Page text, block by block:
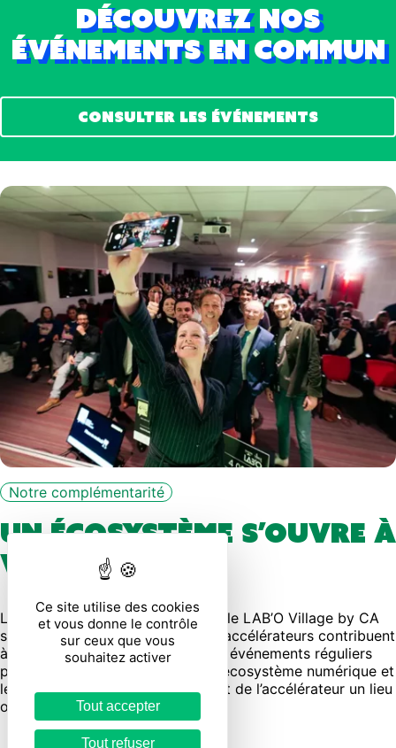
Découvrez nos
événements en commun
Consulter les événements
Un écosystème s’ouvre à
vous !
Notre complémentarité
L’AGREEN LAB’O Village by CA et le LAB’O Village by CA
sont complémentaires. Ces deux accélérateurs contribuent
à l’innovation sur le territoire. Des événements réguliers
ponctuent l’année. Ils réunissent l’écosystème numérique et
les entreprises du territoire et font de l’accélérateur un lieu
ouvert, d’échanges et de partage.
Ce site utilise des cookies
et vous donne le contrôle
sur ceux que vous
souhaitez activer
Tout accepter
Tout refuser